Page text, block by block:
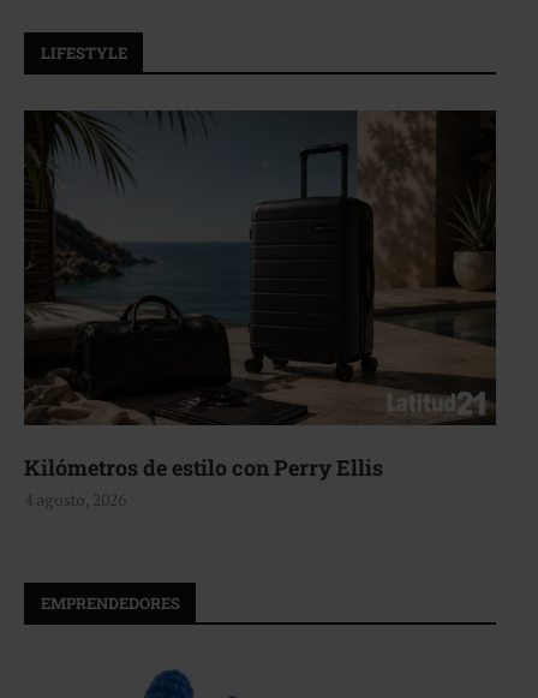
LIFESTYLE
Kilómetros de estilo con Perry Ellis
4 agosto, 2026
EMPRENDEDORES